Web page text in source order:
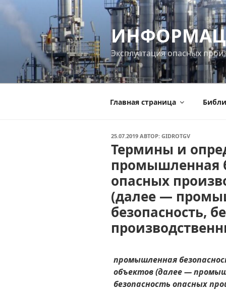
содержимому
Эксплуатация опасных
Главная страница
ОПУБЛИКОВАНО
25.07.2019 АВТОР: GIDROTGV
Термины и
промышленная
опасных
(далее —
безопасность,
промышленная
объектов (далее —
безопасность опасных